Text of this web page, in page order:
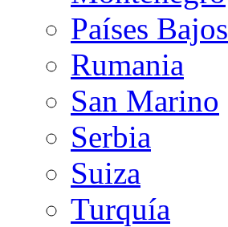
Países Bajos
Rumania
San Marino
Serbia
Suiza
Turquía